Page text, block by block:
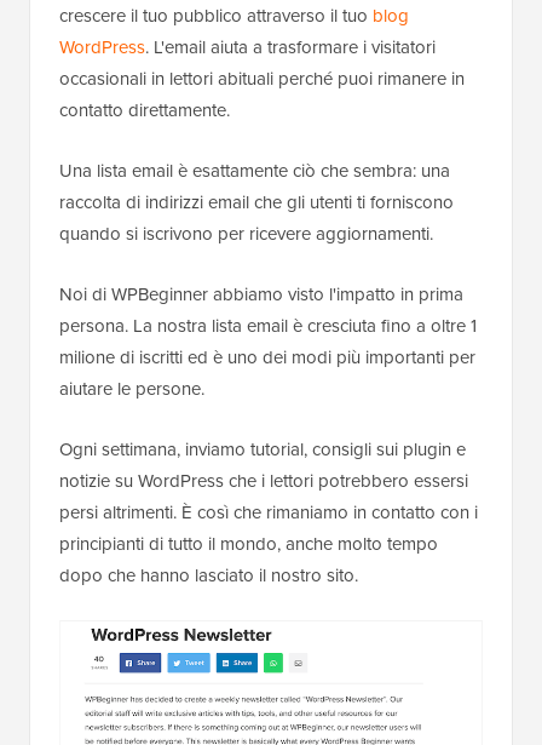
crescere il tuo pubblico attraverso il tuo blog
WordPress. L'email aiuta a trasformare i visitatori
occasionali in lettori abituali perché puoi rimanere in
contatto direttamente.
Una lista email è esattamente ciò che sembra: una
raccolta di indirizzi email che gli utenti ti forniscono
quando si iscrivono per ricevere aggiornamenti.
Noi di WPBeginner abbiamo visto l'impatto in prima
persona. La nostra lista email è cresciuta fino a oltre 1
milione di iscritti ed è uno dei modi più importanti per
aiutare le persone.
Ogni settimana, inviamo tutorial, consigli sui plugin e
notizie su WordPress che i lettori potrebbero essersi
persi altrimenti. È così che rimaniamo in contatto con i
principianti di tutto il mondo, anche molto tempo
dopo che hanno lasciato il nostro sito.